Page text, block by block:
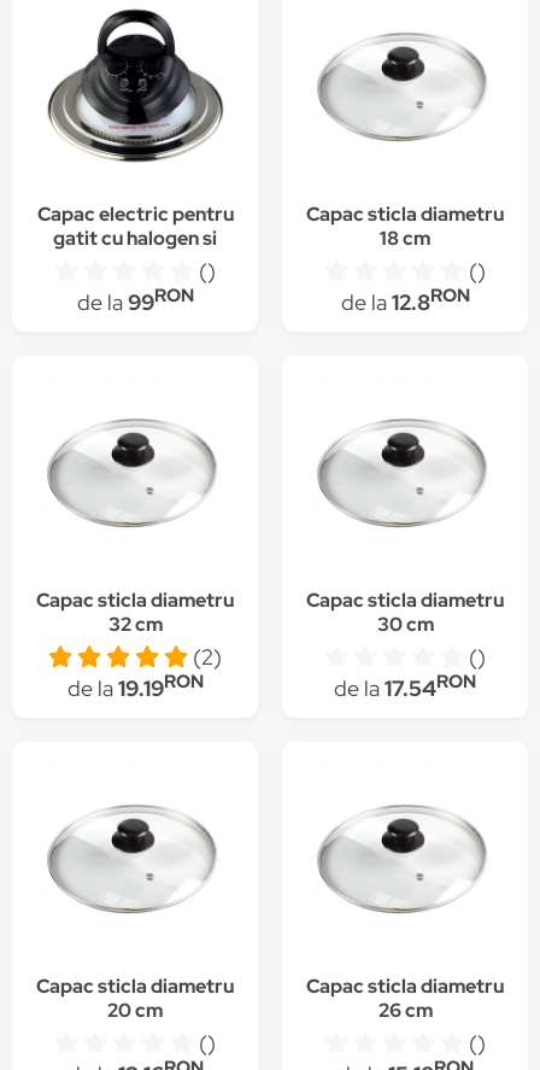
Capac electric pentru
gatit cu halogen si
convector (universal)
CO900 VICTRONIC
()
de la99RON
Capac sticla diametru
18 cm
()
de la12.8RON
Capac sticla diametru
32 cm
(2)
de la19.19RON
Capac sticla diametru
30 cm
()
de la17.54RON
Capac sticla diametru
20 cm
()
Capac sticla diametru
26 cm
()